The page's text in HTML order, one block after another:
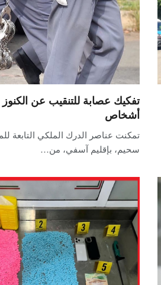
أشخاص
تمكنت عناصر الدرك الملكي التابعة
سحيم، بإقليم آسفي، من…